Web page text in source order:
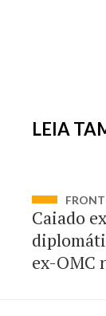
LEIA
Caiado
ex-OMC